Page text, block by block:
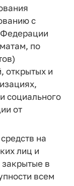
с
по
открытых и
социального
от
на
лиц и
в
всем